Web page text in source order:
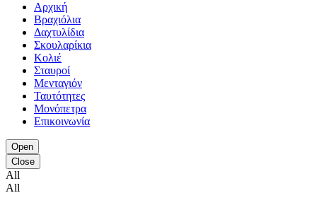
Αρχική
Βραχιόλια
Δαχτυλίδια
Σκουλαρίκια
Κολιέ
Σταυροί
Μενταγιόν
Ταυτότητες
Μονόπετρα
Επικοινωνία
Open
Close
All
All